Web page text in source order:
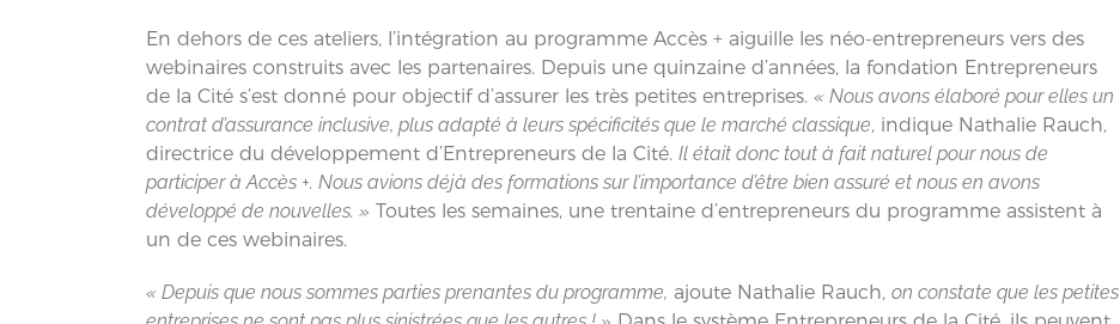
En dehors de ces ateliers, l’intégration au programme Accès + aiguille les néo-entrepreneurs vers des
webinaires construits avec les partenaires. Depuis une quinzaine d’années, la fondation Entrepreneurs
de la Cité s’est donné pour objectif d’assurer les très petites entreprises. « Nous avons élaboré pour elles un
contrat d’assurance inclusive, plus adapté à leurs spécificités que le marché classique, indique Nathalie Rauch,
directrice du développement d’Entrepreneurs de la Cité. Il était donc tout à fait naturel pour nous de
participer à Accès +. Nous avions déjà des formations sur l’importance d’être bien assuré et nous en avons
développé de nouvelles. » Toutes les semaines, une trentaine d’entrepreneurs du programme assistent à
un de ces webinaires.
« Depuis que nous sommes parties prenantes du programme, ajoute Nathalie Rauch, on constate que les petites